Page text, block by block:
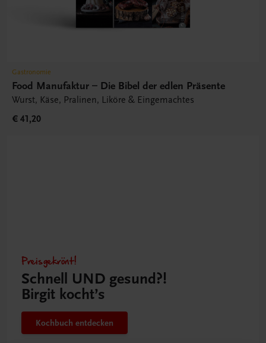
Gastronomie
Food Manufaktur – Die Bibel der edlen Präsente
Wurst, Käse, Pralinen, Liköre & Eingemachtes
€ 41,20
Preisgekrönt!
Schnell UND gesund?!
Birgit kocht’s
Kochbuch entdecken